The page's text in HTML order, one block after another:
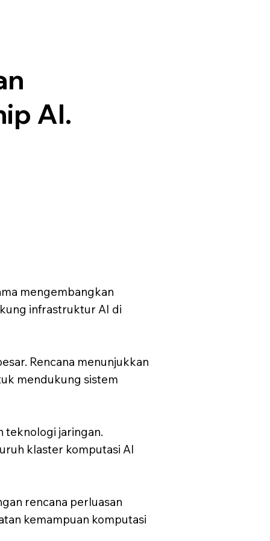
AI.
mengembangkan
infrastruktur AI di
Rencana menunjukkan
mendukung sistem
teknologi jaringan.
klaster komputasi AI
rencana perluasan
kemampuan komputasi